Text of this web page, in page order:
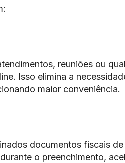
reuniões ou
Isso elimina a
maior conveniência.
documentos fiscais de
o preenchimento,